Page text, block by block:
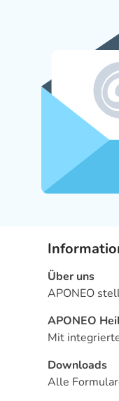
Über uns
APONEO
APONEO
Mit
Downloads
Alle